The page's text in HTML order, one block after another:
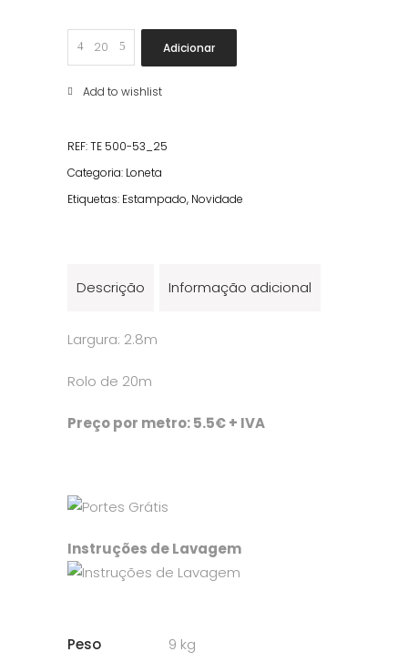
Loneta
Estampado
quantity
Adicionar
Add to wishlist
REF:TE 500-53_25
Categoria: Loneta
Etiquetas: Estampado, Novidade
Descrição Informação adicional
Largura: 2.8m
Rolo de 20m
Preço por metro: 5.5€ + IVA
Instruções de Lavagem
Peso 9 kg